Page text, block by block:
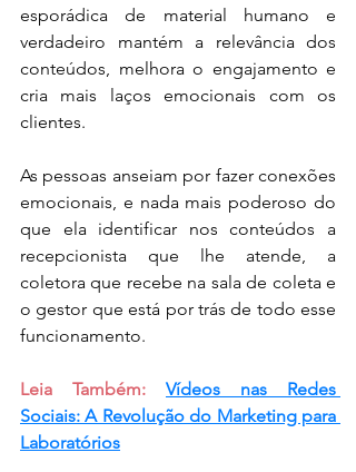
esporádica de material humano e
verdadeiro mantém a relevância dos
conteúdos, melhora o engajamento e
cria mais laços emocionais com os
clientes.
As pessoas anseiam por fazer conexões
emocionais, e nada mais poderoso do
que ela identificar nos conteúdos a
recepcionista que lhe atende, a
coletora que recebe na sala de coleta e
o gestor que está por trás de todo esse
funcionamento.
Leia Também: Vídeos nas Redes
Sociais: A Revolução do Marketing para
Laboratórios